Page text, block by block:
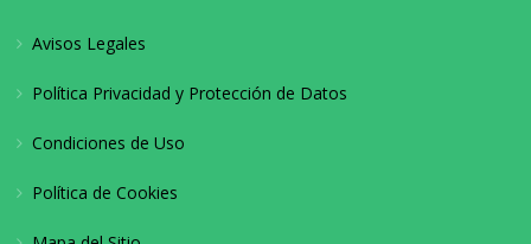
Avisos Legales
Política Privacidad y Protección de Datos
Condiciones de Uso
Política de Cookies